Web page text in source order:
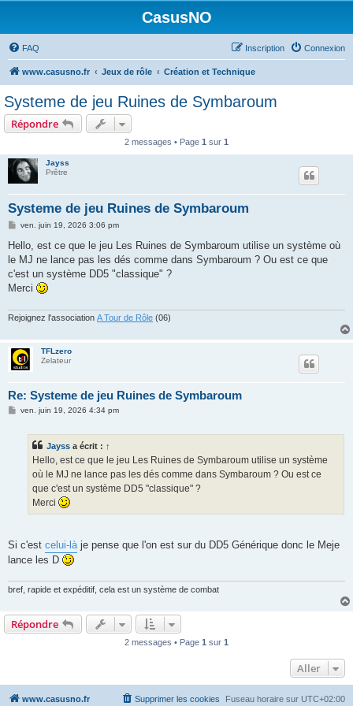
CasusNO
FAQ Connexion
Inscription
www.casusno.fr Jeux de rôle Création et Technique
Systeme de jeu Ruines de Symbaroum
Répondre
2 messages • Page 1 sur 1
Jayss
Prêtre
Systeme de jeu Ruines de Symbaroum
M
s
a
g
ven. juin 19, 2026 3:06 pm
Hello, est ce que le jeu Les Ruines de Symbaroum utilise un système où
le MJ ne lance pas les dés comme dans Symbaroum ? Ou est ce que
c'est un système DD5 "classique" ?
Merci
Rejoignez l'association A Tour de Rôle (06)
TFLzero
Zelateur
Re: Systeme de jeu Ruines de Symbaroum
Mven. juin 19, 2026 4:34 pm
Jayss a écrit : ↑
Hello, est ce que le jeu Les Ruines de Symbaroum utilise un système
où le MJ ne lance pas les dés comme dans Symbaroum ? Ou est ce
que c'est un système DD5 "classique" ?
Merci
Si c'est celui-là je pense que l'on est sur du DD5 Générique donc le Meje
lance les D
bref, rapide et expéditif, cela est un système de combat
Répondre
2 messages • Page 1 sur 1
Aller
www.casusno.fr Fuseau horaire sur UTC+02:00
Supprimer les cookies